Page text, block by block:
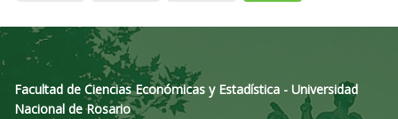
Facultad de Ciencias Económicas y Estadística - Universidad
Nacional de Rosario